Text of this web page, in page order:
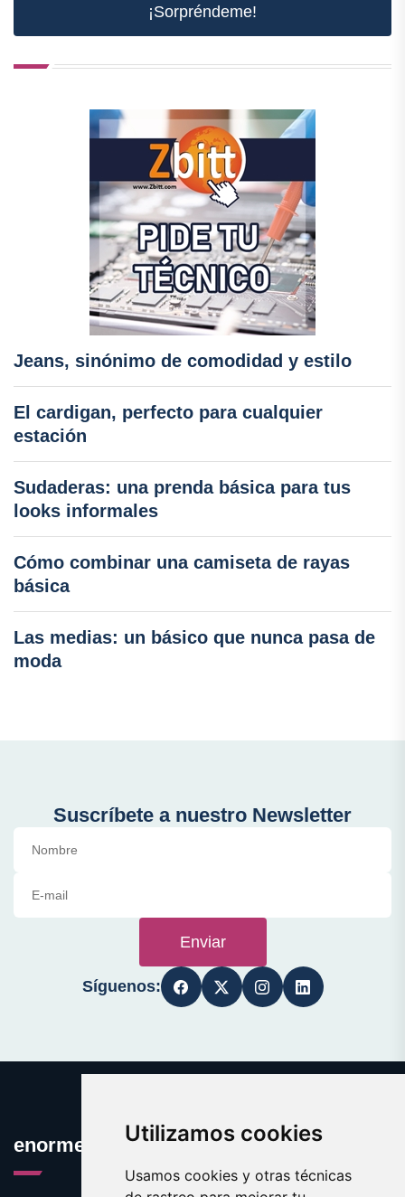
Utilizamos cookies
Usamos cookies y otras técnicas
¡Sorpréndeme!
Jeans, sinónimo de comodidad y estilo
El cardigan, perfecto para cualquier
estación
Sudaderas: una prenda básica para tus
looks informales
Cómo combinar una camiseta de rayas
básica
Las medias: un básico que nunca pasa de
moda
Suscríbete a nuestro Newsletter
Enviar
Síguenos:
enormes.es